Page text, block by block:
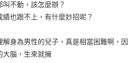
叫不動，該怎麼辦？
績也跟不上，有什麼妙招呢？
身為男性的兒子，真是相當困難啊，因
大腦，生來就擁